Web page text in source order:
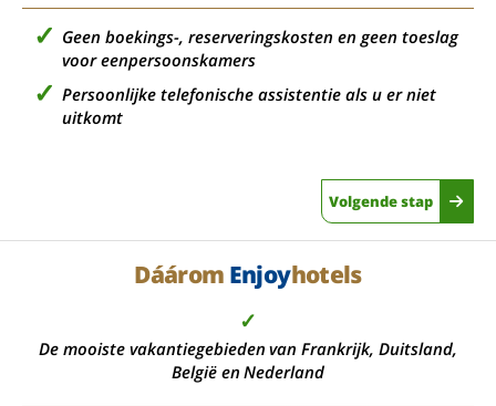
Geen boekings-, reserveringskosten en geen toeslag
voor eenpersoonskamers
Persoonlijke telefonische assistentie als u er niet
uitkomt
Volgende stap
Dáárom Enjoyhotels
✓
De mooiste vakantiegebieden van Frankrijk, Duitsland,
België en Nederland